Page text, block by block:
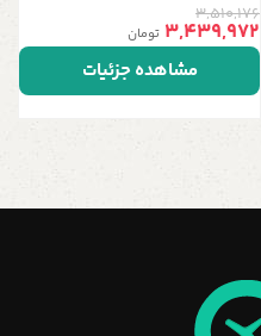
3,510,176
3,439,972 تومان
مشاهده جزئیات